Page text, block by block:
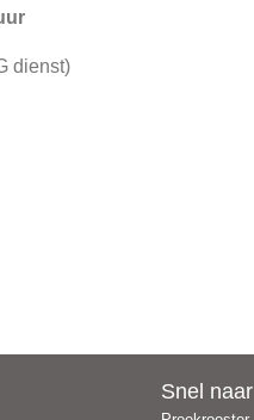
dienst)
Snel naar